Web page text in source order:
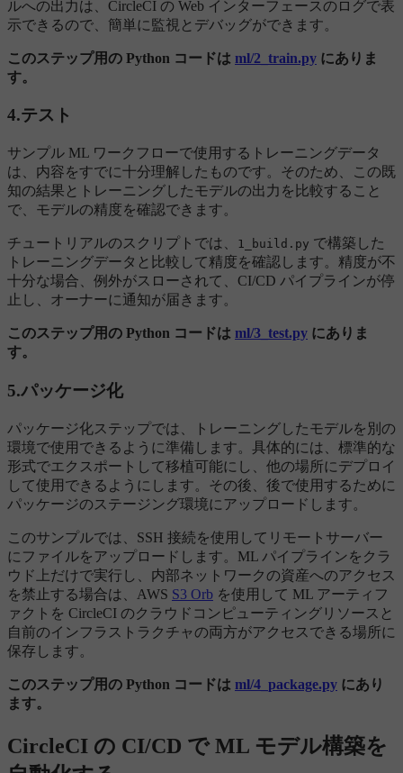
ルへの出力は、CircleCI の Web インターフェースのログで表
示できるので、簡単に監視とデバッグができます。
このステップ用の Python コードは ml/2_train.py にありま
す。
4.テスト
サンプル ML ワークフローで使用するトレーニングデータ
は、内容をすでに十分理解したものです。そのため、この既
知の結果とトレーニングしたモデルの出力を比較すること
で、モデルの精度を確認できます。
チュートリアルのスクリプトでは、 1_build.py で構築した
トレーニングデータと比較して精度を確認します。精度が不
十分な場合、例外がスローされて、CI/CD パイプラインが停
止し、オーナーに通知が届きます。
このステップ用の Python コードは ml/3_test.py にありま
す。
5.パッケージ化
パッケージ化ステップでは、トレーニングしたモデルを別の
環境で使用できるように準備します。具体的には、標準的な
形式でエクスポートして移植可能にし、他の場所にデプロイ
して使用できるようにします。その後、後で使用するために
パッケージのステージング環境にアップロードします。
このサンプルでは、SSH 接続を使用してリモートサーバー
にファイルをアップロードします。ML パイプラインをクラ
ウド上だけで実行し、内部ネットワークの資産へのアクセス
を禁止する場合は、AWS S3 Orb を使用して ML アーティフ
ァクトを CircleCI のクラウドコンピューティングリソースと
自前のインフラストラクチャの両方がアクセスできる場所に
保存します。
このステップ用の Python コードは ml/4_package.py にあり
ます。
CircleCI の CI/CD で ML モデル構築を